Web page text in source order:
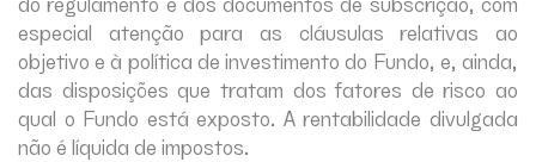
especial atenção para as cláusulas relativas ao
objetivo e à política de investimento do Fundo, e, ainda,
das disposições que tratam dos fatores de risco ao
qual o Fundo está exposto. A rentabilidade divulgada
não é líquida de impostos.